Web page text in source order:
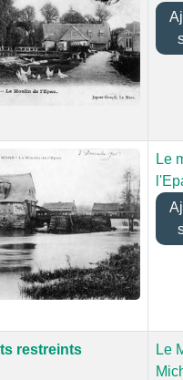
Le
restreints
Le